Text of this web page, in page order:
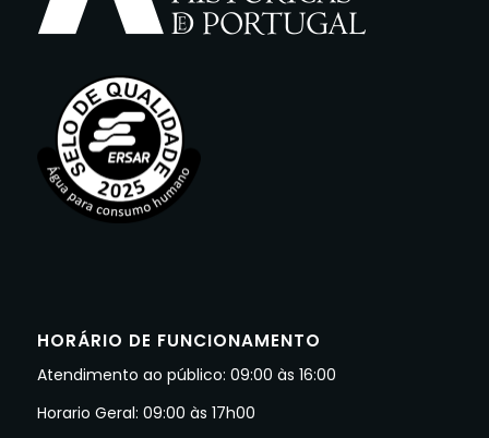
HORÁRIO DE FUNCIONAMENTO
Atendimento ao público: 09:00 às 16:00
Horario Geral: 09:00 às 17h00